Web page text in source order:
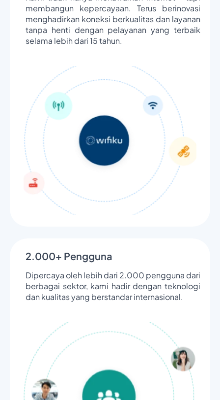
membangun kepercayaan. Terus berinovasi
menghadirkan koneksi berkualitas dan layanan
tanpa henti dengan pelayanan yang terbaik
selama lebih dari 15 tahun.
2.000+ Pengguna
Dipercaya oleh lebih dari 2.000 pengguna dari
berbagai sektor, kami hadir dengan teknologi
dan kualitas yang berstandar internasional.